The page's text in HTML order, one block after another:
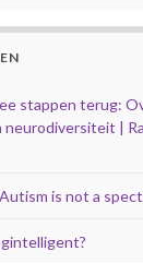
stappen terug:
neurodiversiteit |
is not a